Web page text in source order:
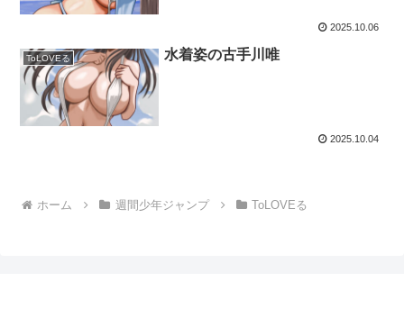
2025.10.06
ToLOVEる 水着姿の古手川唯
2025.10.04
ホーム 週間少年ジャンプ ToLOVEる